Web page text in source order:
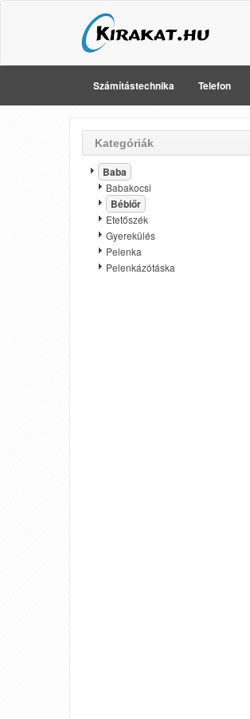
Számítástechnika Telefon
Kategóriák
Baba
Babakocsi
Bébiőr
Etetőszék
Gyerekülés
Pelenka
Pelenkázótáska